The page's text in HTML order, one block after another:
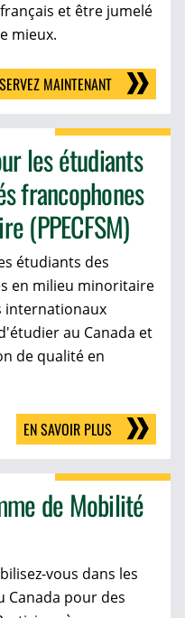
et être jumelé
mieux.
MAINTENANT
les étudiants
francophones
(PPECFSM)
étudiants des
en milieu minoritaire
internationaux
au Canada et
de qualité en
EN SAVOIR PLUS
de Mobilité
vous dans les
Canada pour des